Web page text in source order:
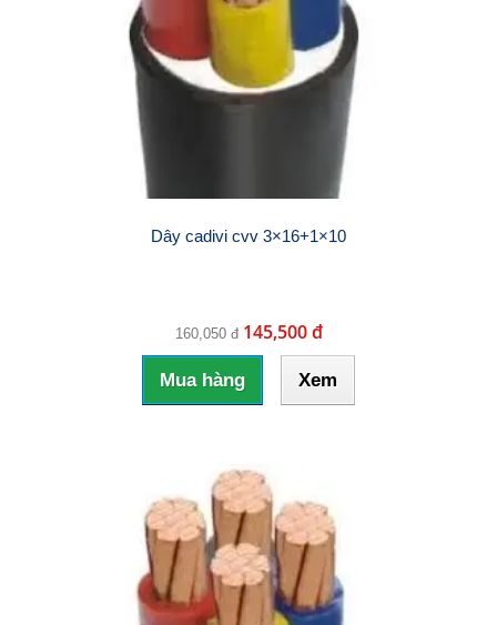
Dây cadivi cvv 3×16+1×10
160,050 đ 145,500 đ
Mua hàng Xem